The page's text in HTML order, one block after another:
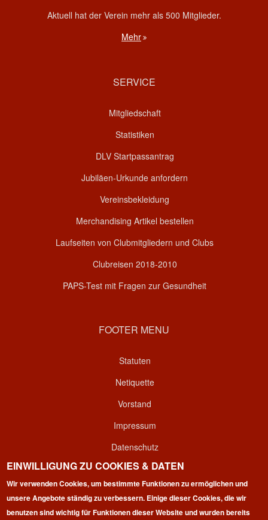
Aktuell hat der Verein mehr als 500 Mitglieder.
Mehr
SERVICE
Mitgliedschaft
Statistiken
DLV Startpassantrag
Jubiläen-Urkunde anfordern
Vereinsbekleidung
Merchandising Artikel bestellen
Laufseiten von Clubmitgliedern und Clubs
Clubreisen 2018-2010
PAPS-Test mit Fragen zur Gesundheit
FOOTER MENU
Statuten
Netiquette
Vorstand
Impressum
Datenschutz
Kontakt
Login
EINWILLIGUNG ZU COOKIES & DATEN
Wir verwenden Cookies, um bestimmte Funktionen zu ermöglichen und
unsere Angebote ständig zu verbessern. Einige dieser Cookies, die wir
benutzen sind wichtig für Funktionen dieser Website und wurden bereits